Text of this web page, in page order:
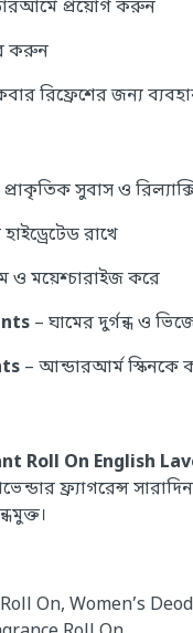
প্রয়োগ করুন
করুন
রিফ্রেশের জন্য
সুবাস ও
রাখে
ও ময়েশ্চারাইজ করে
– ঘামের দুর্গন্ধ ও
– আন্ডারআর্ম
Roll On English
ফ্র্যাগরেন্স
On, Women’s